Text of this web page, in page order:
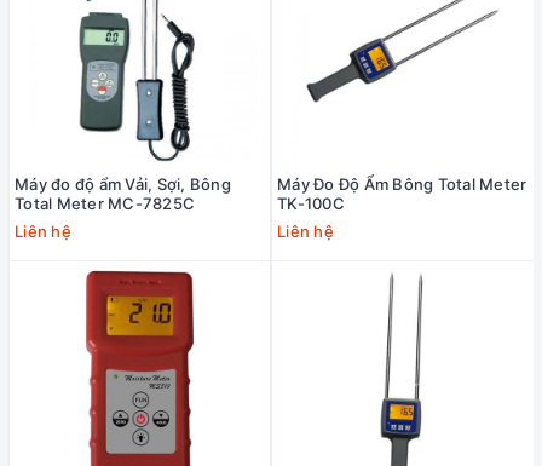
Máy đo độ ẩm Vải, Sợi, Bông
Total Meter MC-7825C
Liên hệ
Máy Đo Độ Ẩm Bông Total Meter
TK-100C
Liên hệ